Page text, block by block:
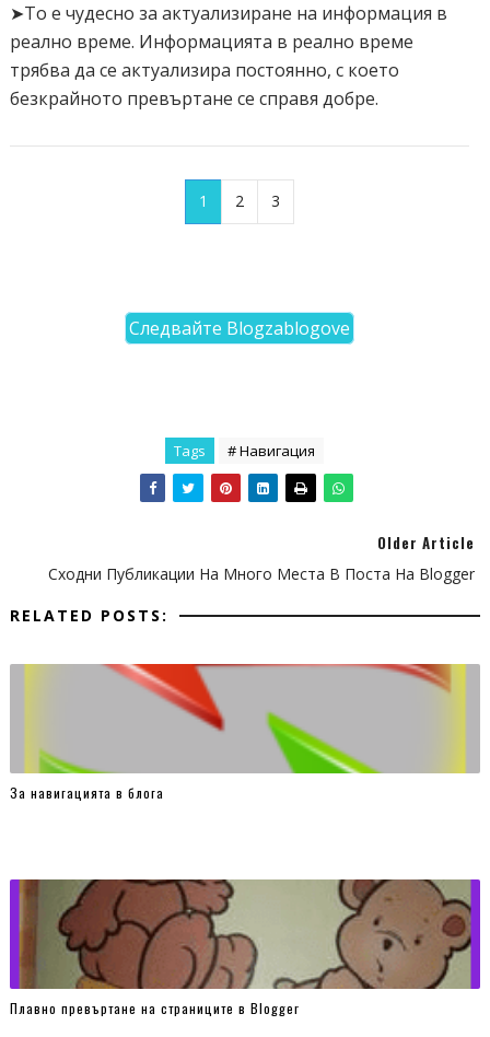
➤То е чудесно за актуализиране на информация в
реално време. Информацията в реално време
трябва да се актуализира постоянно, с което
безкрайното превъртане се справя добре.
1 2 3
Следвайте Blogzablogove
Tags # Навигация
Older Article
Сходни Публикации На Много Места В Поста На Blogger
RELATED POSTS:
За навигацията в блога
Плавно превъртане на страниците в Blogger